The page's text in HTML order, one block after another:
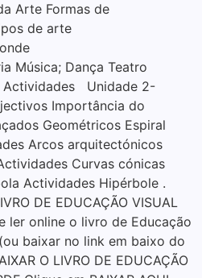
Arte Formas de
de arte
Música; Dança Teatro
Actividades Unidade 2-
Importância do
Geométricos Espiral
Arcos arquitectónicos
Curvas cónicas
Actividades Hipérbole .
DE EDUCAÇÃO VISUAL
ler online o livro de Educação
baixar no link em baixo do
O LIVRO DE EDUCAÇÃO